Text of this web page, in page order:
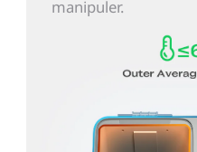
manipuler.